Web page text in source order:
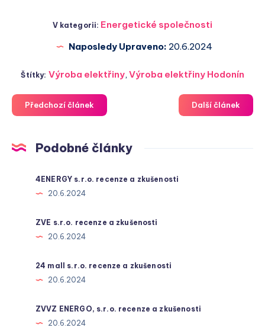
V kategorii: Energetické společnosti
Naposledy Upraveno: 20.6.2024
Štítky: Výroba elektřiny, Výroba elektřiny Hodonín
Předchozí článek Další článek
Podobné články
4ENERGY s.r.o. recenze a zkušenosti
20.6.2024
ZVE s.r.o. recenze a zkušenosti
20.6.2024
24 mall s.r.o. recenze a zkušenosti
20.6.2024
ZVVZ ENERGO, s.r.o. recenze a zkušenosti
20.6.2024